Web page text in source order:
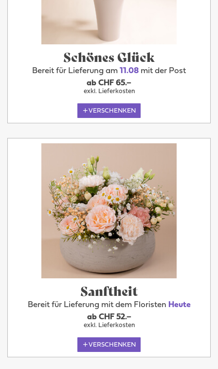
Schönes Glück
Bereit für Lieferung am 11.08 mit der Post
ab CHF 65.–
exkl. Lieferkosten
VERSCHENKEN
Sanftheit
Bereit für Lieferung mit dem Floristen Heute
ab CHF 52.–
exkl. Lieferkosten
VERSCHENKEN